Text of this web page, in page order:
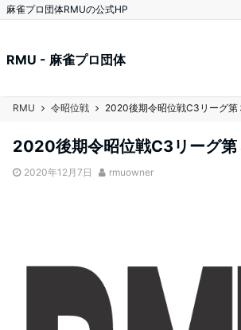
麻雀プロ団体RMUの公式HP
RMU - 麻雀プロ団体
RMU 令昭位戦 2020後期令昭位戦C3リーグ第
2020後期令昭位戦C3リーグ第
2020年12月7日 rmuowner